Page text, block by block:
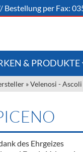
Bestellung per Fax:
Gastronomie
& PRODUKTE
& Schaumwein
»Velenosi -
des Ehrgeizes